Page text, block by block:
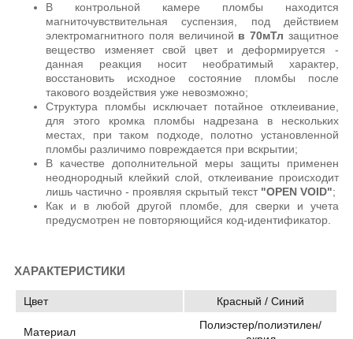
В контрольной камере пломбы находится
магниточувствительная суспензия, под действием
электромагнитного поля величиной в 70мТл защитное
вещество изменяет свой цвет и деформируется -
данная реакция носит необратимый характер,
восстановить исходное состояние пломбы после
такового воздействия уже невозможно;
Структура пломбы исключает потайное отклеивание,
для этого кромка пломбы надрезана в нескольких
местах, при таком подходе, полотно установленной
пломбы различимо повреждается при вскрытии;
В качестве дополнительной меры защиты применен
неоднородный клейкий слой, отклеивание происходит
лишь частично - проявляя скрытый текст"OPEN VOID";
Как и в любой другой пломбе, для сверки и учета
предусмотрен не повторяющийся код-идентификатор.
ХАРАКТЕРИСТИКИ
Цвет Красный / Синий
Материал
Полиэстер/полиэтилен/